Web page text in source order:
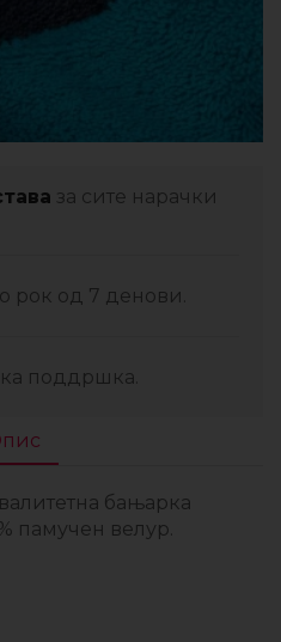
за сите нарачки
рок од 7 денови.
поддршка.
бањарка
памучен велур.